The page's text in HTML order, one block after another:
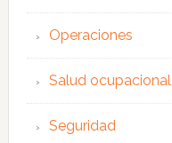
Operaciones
Salud ocupacional
Seguridad